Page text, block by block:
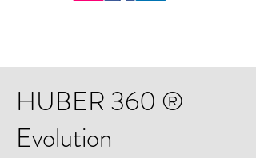
HUBER 360 ®
Evolution